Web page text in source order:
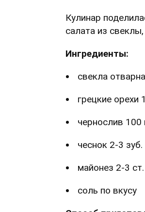
Кулинар
салата из
Ингредиенты:
свекла
грецкие орехи
чернослив 100
чеснок 2-3 зуб.
майонез 2-3
соль по вкусу